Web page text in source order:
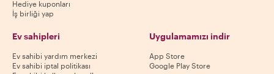
Hediye kuponları
İş birliği yap
Ev sahipleri
Ev sahibi yardım merkezi
Ev sahibi iptal politikası
Uygulamamızı indir
App Store
Google Play Store